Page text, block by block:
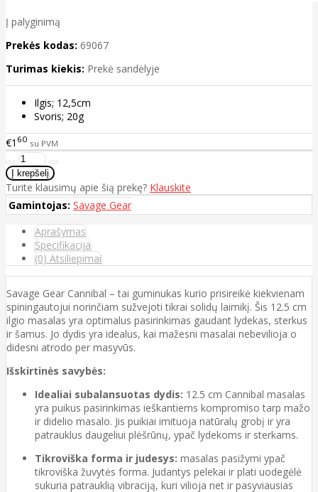
Į palyginimą
Prekės kodas: 69067
Turimas kiekis: Prekė sandėlyje
Ilgis; 12,5cm
Svoris; 20g
€1 60 su PVM
Turite klausimų apie šią prekę? Klauskite
Gamintojas: Savage Gear
Aprašymas
Specifikacija
(0) Atsiliepimai
Savage Gear Cannibal – tai guminukas kurio prisireikė kiekvienam
spiningautojui norinčiam sužvejoti tikrai solidų laimikį. Šis 12.5 cm
ilgio masalas yra optimalus pasirinkimas gaudant lydekas, sterkus
ir šamus. Jo dydis yra idealus, kai mažesni masalai nebevilioja o
didesni atrodo per masyvūs.
Išskirtinės savybės:
Idealiai subalansuotas dydis: 12.5 cm Cannibal masalas
yra puikus pasirinkimas ieškantiems kompromiso tarp mažo
ir didelio masalo. Jis puikiai imituoja natūralų grobį ir yra
patrauklus daugeliui plėšrūnų, ypač lydekoms ir sterkams.
Tikroviška forma ir judesys: masalas pasižymi ypač
tikroviška žuvytės forma. Judantys pelekai ir plati uodegėlė
sukuria patrauklią vibraciją, kuri vilioja net ir pasyviausias